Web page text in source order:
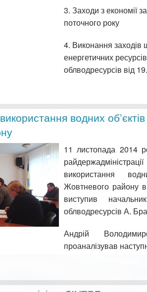
3. Заходи з економії
поточного року
4. Виконання заходів
енергетичних
облводресурсів від
водних об’єктів
11 листопада 2014
використання
Жовтневого району
виступив
облводресурсів А.
Андрій
проаналізував